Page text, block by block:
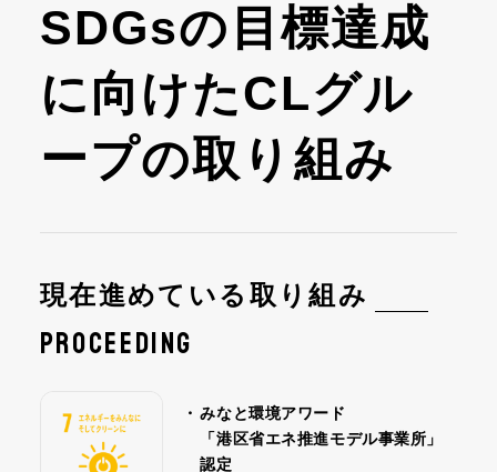
SDGsの目標達成
に向けたCLグル
ープの取り組み
現在進めている取り組み
PROCEEDING
・ みなと環境アワード
「港区省エネ推進モデル事業所」
認定